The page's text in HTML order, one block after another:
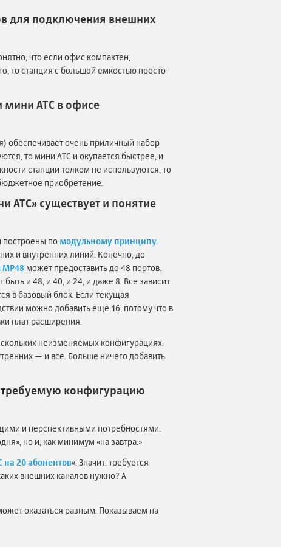
для подключения внешних
что если офис компактен,
то станция с большой емкостью просто
мини АТС в офисе
обеспечивает очень приличный набор
то мини АТС и окупается быстрее, и
станции толком не используются, то
приобретение.
АТС» существует и понятие
построены по модульному принципу.
и внутренних линий. Конечно, до
может предоставить до 48 портов.
и 48, и 40, и 24, и даже 8. Все зависит
в базовый блок. Если текущая
можно добавить еще 16, потому что в
плат расширения.
неизменяемых конфигурациях.
— и все. Больше ничего добавить
требуемую конфигурацию
и перспективными потребностями.
но и, как минимум «на завтра.»
на 20 абонентов«. Значит, требуется
внешних каналов нужно? А
оказаться разным. Показываем на